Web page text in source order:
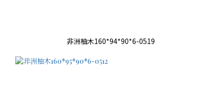
非洲柚木160*94*90*6-0519